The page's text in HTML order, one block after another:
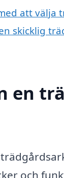
att välja
skicklig
en
och